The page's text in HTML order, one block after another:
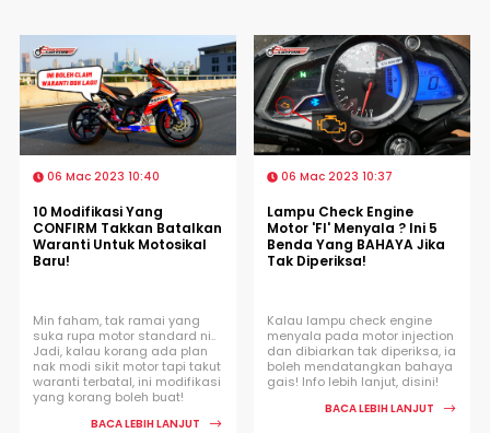
06 Mac 2023 10:40
10 Modifikasi Yang
CONFIRM Takkan Batalkan
Waranti Untuk Motosikal
Baru!
Min faham, tak ramai yang
suka rupa motor standard ni..
Jadi, kalau korang ada plan
nak modi sikit motor tapi takut
waranti terbatal, ini modifikasi
yang korang boleh buat!
BACA LEBIH LANJUT
06 Mac 2023 10:37
Lampu Check Engine
Motor 'FI' Menyala ? Ini 5
Benda Yang BAHAYA Jika
Tak Diperiksa!
Kalau lampu check engine
menyala pada motor injection
dan dibiarkan tak diperiksa, ia
boleh mendatangkan bahaya
gais! Info lebih lanjut, disini!
BACA LEBIH LANJUT